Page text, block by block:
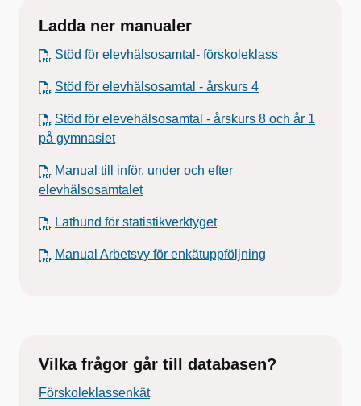
Ladda ner manualer
Stöd för elevhälsosamtal- förskoleklass
Stöd för elevhälsosamtal - årskurs 4
Stöd för elevehälsosamtal - årskurs 8 och år 1
på gymnasiet
Manual till inför, under och efter
elevhälsosamtalet
Lathund för statistikverktyget
Manual Arbetsvy för enkätuppföljning
Vilka frågor går till databasen?
Förskoleklassenkät